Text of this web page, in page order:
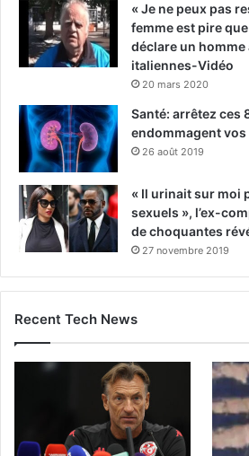
« Je ne peux pas
femme est pire
déclare un
italiennes-Vidéo
20 mars 2020
Santé: arrêtez ces
endommagent vos
26 août 2019
« Il urinait sur moi
sexuels », l’ex-
de choquantes
27 novembre 2019
Recent Tech News